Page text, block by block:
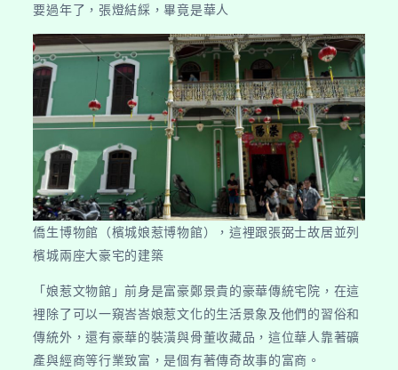
要過年了，張燈結綵，畢竟是華人
僑生博物館（檳城娘惹博物館），這裡跟張弼士故居並列
檳城兩座大豪宅的建築
「娘惹文物館」前身是富豪鄭景貴的豪華傳統宅院，在這
裡除了可以一窺峇峇娘惹文化的生活景象及他們的習俗和
傳統外，還有豪華的裝潢與骨董收藏品，這位華人靠著礦
產與經商等行業致富，是個有著傳奇故事的富商。